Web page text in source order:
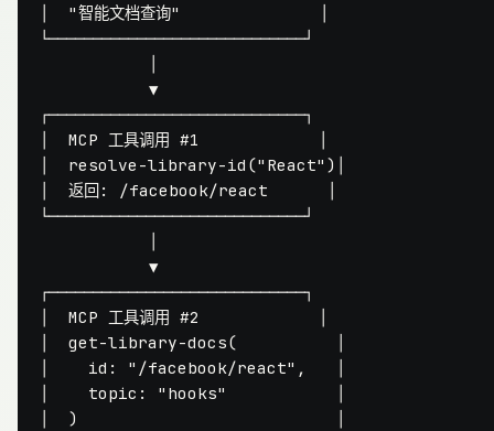
│  "智能文档查询"              │
└─────────────────────────────┘
           ▼
┌─────────────────────────────┐
│  MCP 工具调用 #1            │
│  resolve-library-id("React")│
│  返回: /facebook/react      │
└─────────────────────────────┘
           ▼
┌─────────────────────────────┐
│  MCP 工具调用 #2            │
│  get-library-docs(          │
│    id: "/facebook/react",   │
│    topic: "hooks"           │
│  )                          │